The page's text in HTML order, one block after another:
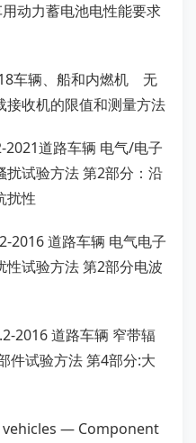
动力蓄电池电性能要求
车辆、船和内燃机 无
收机的限值和测量方法
道路车辆 电气/电子
扰试验方法 第2部分：沿
扰性
2016 道路车辆 电气电子
试验方法 第2部分电波
2016 道路车辆 窄带辐
件试验方法 第4部分:大
vehicles — Component